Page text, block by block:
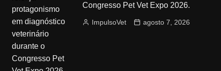
Congresso Pet Vet Expo 2026.
ImpulsoVet agosto 7, 2026